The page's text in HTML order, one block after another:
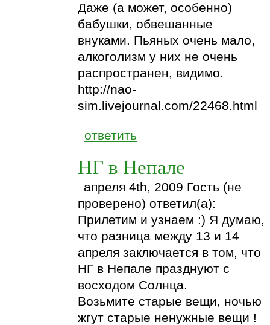
Даже (а может, особенно)
бабушки, обвешанные
внуками. Пьяных очень мало,
алкоголизм у них не очень
распространен, видимо.
http://nao-
sim.livejournal.com/22468.html
ответить
НГ в Непале
апреля 4th, 2009 Гость (не
проверено) ответил(а):
Прилетим и узнаем :) Я думаю,
что разница между 13 и 14
апреля заключается в том, что
НГ в Непале празднуют с
восходом Солнца.
Возьмите старые вещи, ночью
жгут старые ненужные вещи !